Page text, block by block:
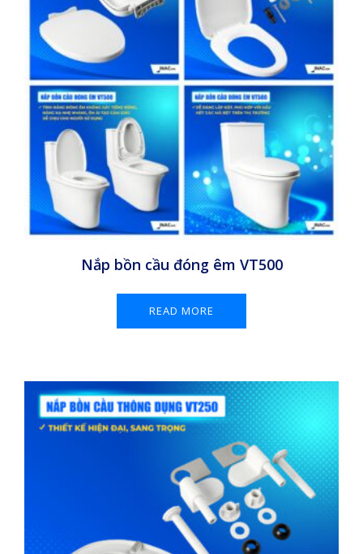
Nắp bồn cầu đóng êm VT500
READ MORE